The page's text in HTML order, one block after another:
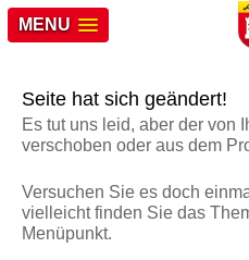
MENU
Seite hat sich geändert!
Es tut uns leid, aber der von
verschoben oder aus dem
Versuchen Sie es doch
vielleicht finden Sie das
Menüpunkt.